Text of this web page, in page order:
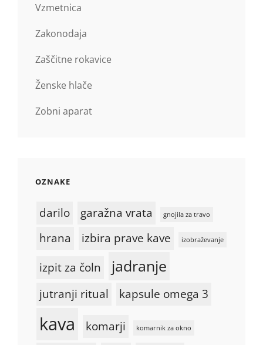
Vzmetnica
Zakonodaja
Zaščitne rokavice
Ženske hlače
Zobni aparat
OZNAKE
darilo garažna vrata gnojila za travo
hrana izbira prave kave izobraževanje
izpit za čoln jadranje
jutranji ritual kapsule omega 3
kava komarji komarnik za okno